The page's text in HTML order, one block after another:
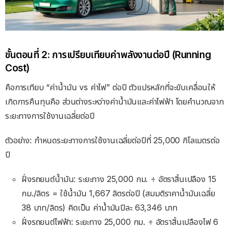
ขั้นตอนที่ 2: การเปรียบเทียบค่าพลังงานต่อปี (Running
Cost)
คือการเทียบ “ค่าน้ำมัน vs ค่าไฟ” ต่อปี ตัวแปรหลักที่จะขับเคลื่อนให้
เกิดการคืนทุนคือ ส่วนต่างระหว่างค่าน้ำมันและค่าไฟฟ้า โดยคำนวณจาก
ระยะทางการใช้งานเฉลี่ยต่อปี
ตัวอย่าง: กำหนดระยะทางการใช้งานเฉลี่ยต่อปีที่ 25,000 กิโลเมตรต่อ
ปี
ฝั่งรถยนต์น้ำมัน: ระยะทาง 25,000 กม. ÷ อัตราสิ้นเปลือง 15
กม./ลิตร = ใช้น้ำมัน 1,667 ลิตรต่อปี (สมมติราคาน้ำมันเฉลี่ย
38 บาท/ลิตร) คิดเป็น ค่าน้ำมันปีละ 63,346 บาท
ฝั่งรถยนต์ไฟฟ้า: ระยะทาง 25,000 กม. ÷ อัตราสิ้นเปลืองไฟ 6